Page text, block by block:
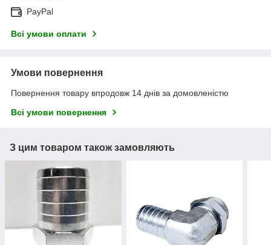
PayPal
Всі умови оплати
Умови повернення
Повернення товару впродовж 14 днів за домовленістю
Всі умови повернення
З цим товаром також замовляють